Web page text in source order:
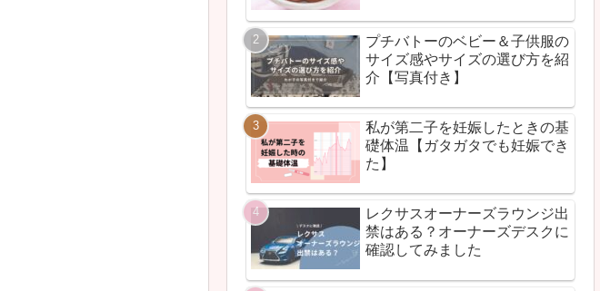
プチバトーのベビー＆子供服の
サイズ感やサイズの選び方を紹
介【写真付き】
私が第二子を妊娠したときの基
礎体温【ガタガタでも妊娠でき
た】
レクサスオーナーズラウンジ出
禁はある？オーナーズデスクに
確認してみました